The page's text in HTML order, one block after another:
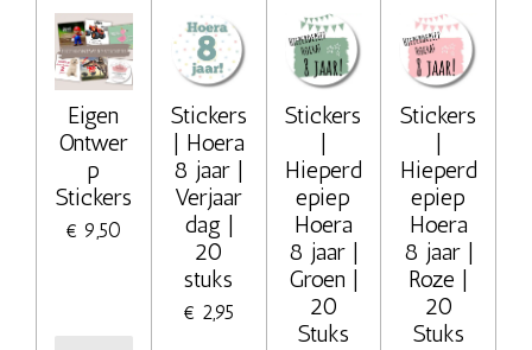
Eigen
Ontwer
p
Stickers
€ 9,50
Stickers
| Hoera
8 jaar |
Verjaar
dag |
20
stuks
€ 2,95
Stickers
|
Hieperd
epiep
Hoera
8 jaar |
Groen |
20
Stuks
Stickers
|
Hieperd
epiep
Hoera
8 jaar |
Roze |
20
Stuks